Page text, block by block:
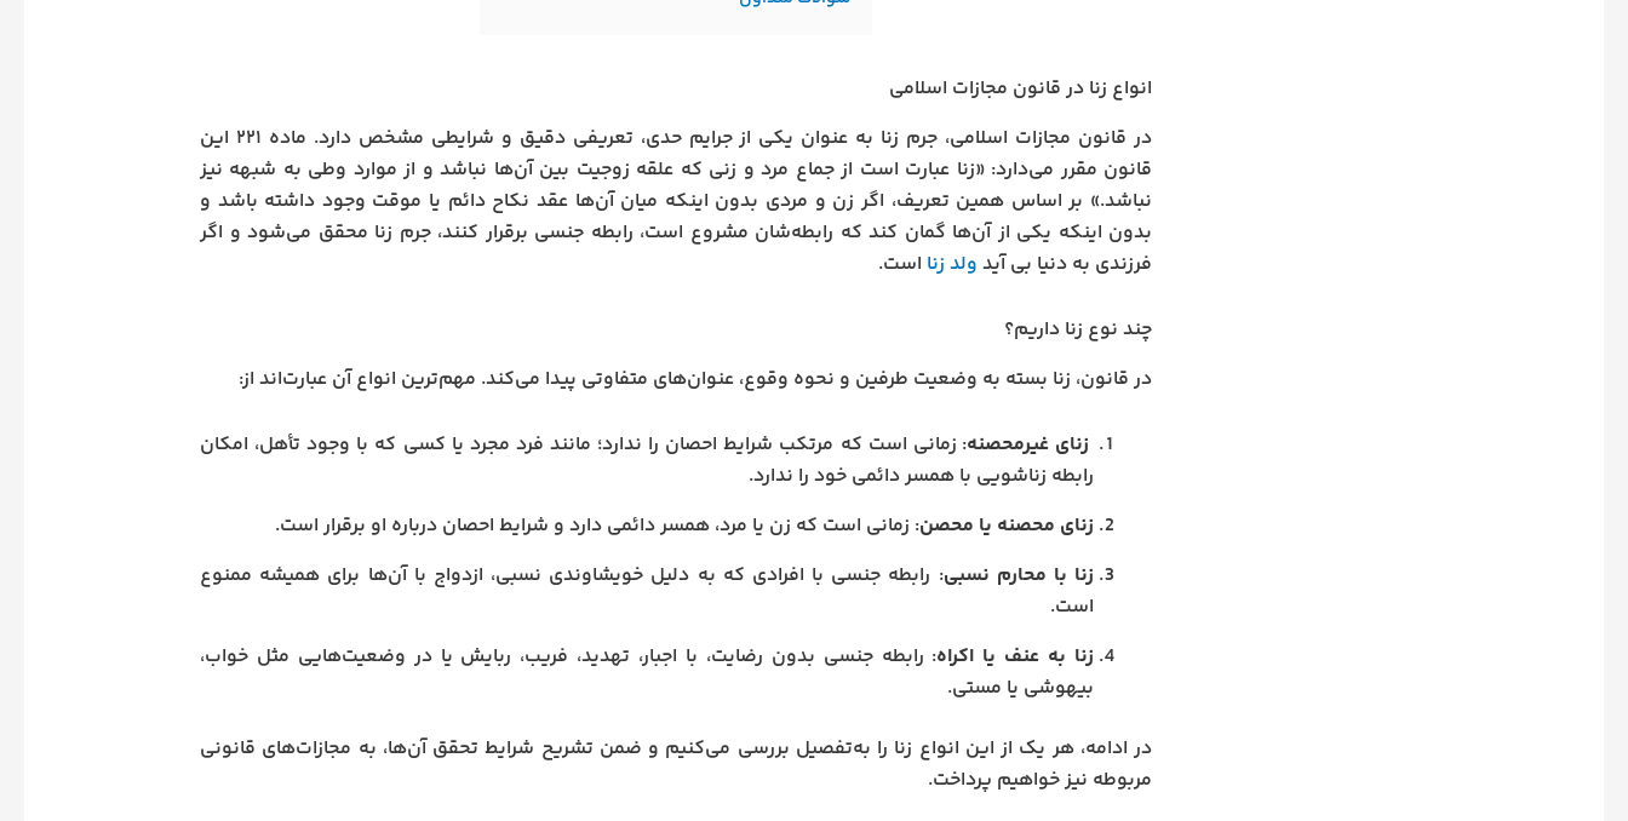
انواع زنا در قانون مجازات اسلامی
در قانون مجازات اسلامی، جرم زنا به عنوان یکی از جرایم حدی، تعریفی دقیق و شرایطی مشخص دارد. ماده ۲۲۱ این
قانون مقرر می‌دارد: «زنا عبارت است از جماع مرد و زنی که علقه زوجیت بین آن‌ها نباشد و از موارد وطی به شبهه نیز
نباشد.» بر اساس همین تعریف، اگر زن و مردی بدون اینکه میان آن‌ها عقد نکاح دائم یا موقت وجود داشته باشد و
بدون اینکه یکی از آن‌ها گمان کند که رابطه‌شان مشروع است، رابطه جنسی برقرار کنند، جرم زنا محقق می‌شود و اگر
فرزندی به دنیا بی آید ولد زنا است.
چند نوع زنا داریم؟
در قانون، زنا بسته به وضعیت طرفین و نحوه وقوع، عنوان‌های متفاوتی پیدا می‌کند. مهم‌ترین انواع آن عبارت‌اند از:
زنای غیرمحصنه: زمانی است که مرتکب شرایط احصان را ندارد؛ مانند فرد مجرد یا کسی که با وجود تأهل، امکان
رابطه زناشویی با همسر دائمی خود را ندارد.
زنای محصنه یا محصن: زمانی است که زن یا مرد، همسر دائمی دارد و شرایط احصان درباره او برقرار است.
زنا با محارم نسبی: رابطه جنسی با افرادی که به دلیل خویشاوندی نسبی، ازدواج با آن‌ها برای همیشه ممنوع
است.
زنا به عنف یا اکراه: رابطه جنسی بدون رضایت، با اجبار، تهدید، فریب، ربایش یا در وضعیت‌هایی مثل خواب،
بیهوشی یا مستی.
در ادامه، هر یک از این انواع زنا را به‌تفصیل بررسی می‌کنیم و ضمن تشریح شرایط تحقق آن‌ها، به مجازات‌های قانونی
مربوطه نیز خواهیم پرداخت.